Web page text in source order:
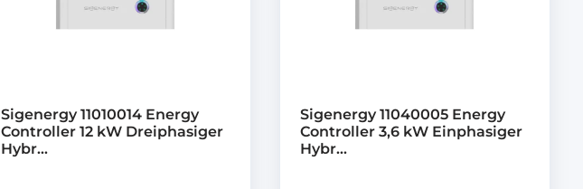
Sigenergy 11010014 Energy
Controller 12 kW Dreiphasiger
Hybr...
Sigenergy 11040005 Energy
Controller 3,6 kW Einphasiger
Hybr...